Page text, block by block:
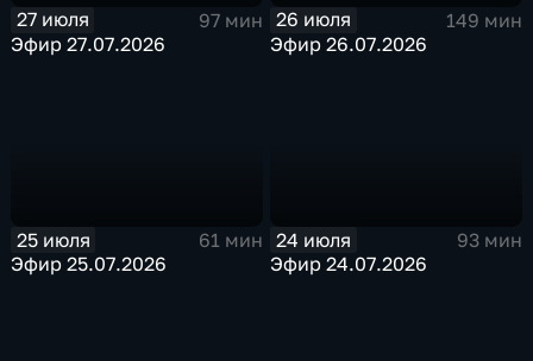
27 июля
97 мин
Эфир 27.07.2026
26 июля
149 мин
Эфир 26.07.2026
25 июля
61 мин
Эфир 25.07.2026
24 июля
93 мин
Эфир 24.07.2026